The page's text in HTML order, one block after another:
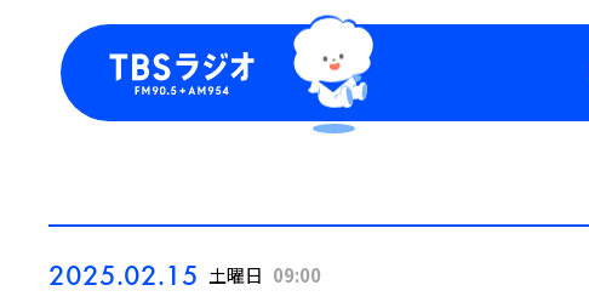
Podcast
2025.02.15 土曜日 09:00